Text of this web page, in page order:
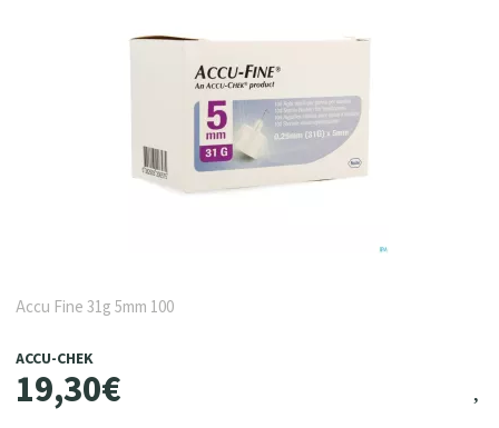
Accu Fine 31g 5mm 100
ACCU-CHEK
19,30€